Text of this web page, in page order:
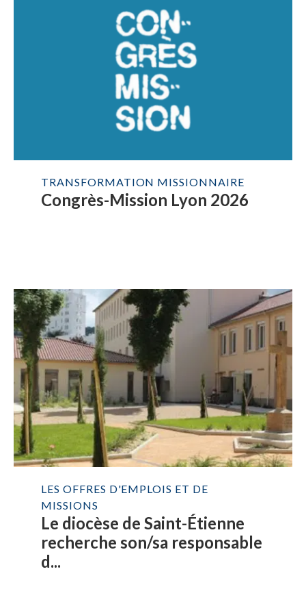
TRANSFORMATION MISSIONNAIRE
Congrès-Mission Lyon 2026
LES OFFRES D'EMPLOIS ET DE
MISSIONS
Le diocèse de Saint-Étienne
recherche son/sa responsable
d...